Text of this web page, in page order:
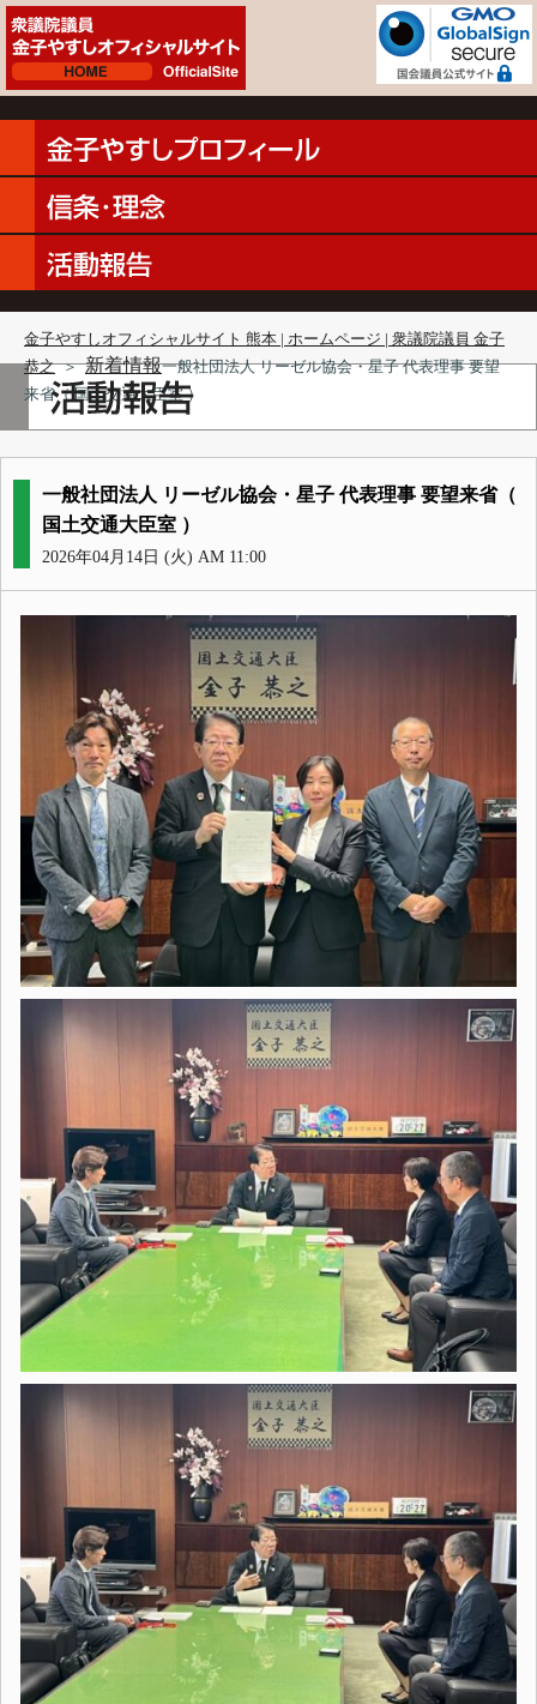
金子やすしオフィシャルサイト 熊本 | ホームページ | 衆議院議員 金子
恭之 ＞ 新着情報一般社団法人 リーゼル協会・星子 代表理事 要望
来省（ 国土交通大臣室 ）
一般社団法人 リーゼル協会・星子 代表理事 要望来省（
国土交通大臣室 ）
2026年04月14日 (火) AM 11:00